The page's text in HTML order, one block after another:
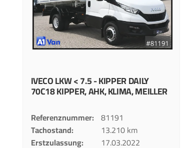
IVECOLKW < 7.5 - KIPPERDAILY
70C18 KIPPER, AHK, KLIMA, MEILLER
Referenznummer
81191
Tachostand
13.210 km
Erstzulassung
17.03.2022